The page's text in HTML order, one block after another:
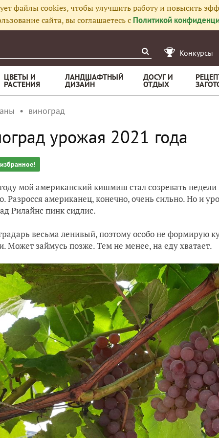
файлы cookies, чтобы улучшить работу и повысить
сайта, вы соглашаетесь с Политикой
Конкурсы
ЦВЕТЫ И
РАСТЕНИЯ
ЛАНДШАФТНЫЙ
ДИЗАЙН
ДОСУГ И
ОТДЫХ
виноград
урожая 2021 года
мой американский кишмиш стал созревать
Разросся американец, конечно, очень сильно. Но и
Рилайнс пинк сидлис.
весьма ленивый, поэтому особо не формирую
Может займусь позже. Тем не менее, на еду хватает.